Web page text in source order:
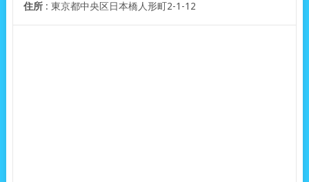
住所: 東京都中央区日本橋人形町2-1-12